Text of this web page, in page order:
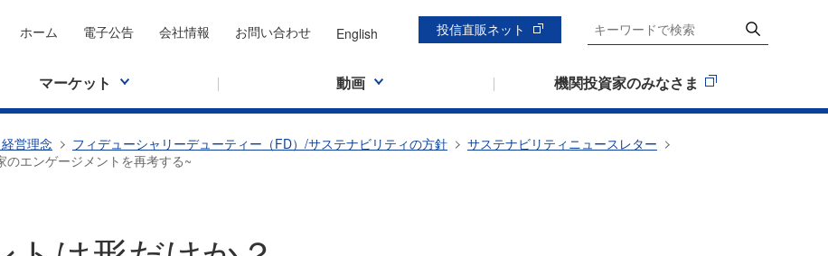
ホーム 電子公告 会社情報 お問い合わせ English 投信直販ネット
マーケット 動画 機関投資家のみなさま
営理念 フィデューシャリーデューティー（FD）/サステナビリティの方針
サステナビリティニュースレター
エンゲージメントを再考する~